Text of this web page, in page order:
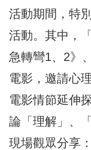
活動期間，特
活動。其中，
急轉彎1、2》
電影，邀請心
電影情節延伸
論「理解」、
現場觀眾分享